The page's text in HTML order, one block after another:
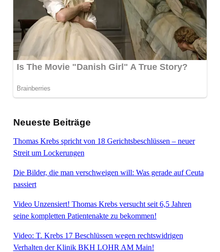
Neueste Beiträge
Thomas Krebs spricht von 18 Gerichtsbeschlüssen – neuer
Streit um Lockerungen
Die Bilder, die man verschweigen will: Was gerade auf Ceuta
passiert
Video Unzensiert! Thomas Krebs versucht seit 6,5 Jahren
seine kompletten Patientenakte zu bekommen!
Video: T. Krebs 17 Beschlüssen wegen rechtswidrigen
Verhalten der Klinik BKH LOHR AM Main!